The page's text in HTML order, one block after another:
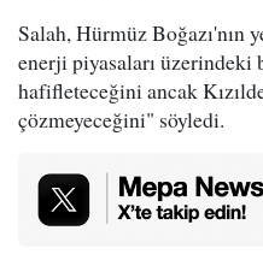
Salah, Hürmüz Boğazı'nın
enerji piyasaları üzerindeki
hafifleteceğini ancak
çözmeyeceğini" söyledi.